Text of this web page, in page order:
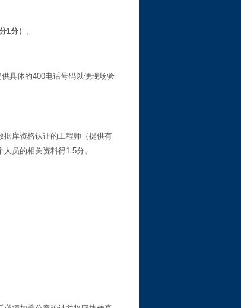
1分） 。
供具体的400电话号码以便现场验
据库资格认证的工程师（提供有
人员的相关资料得1.5分。